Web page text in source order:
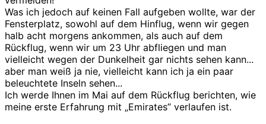
Was ich jedoch auf keinen Fall aufgeben wollte, war der
Fensterplatz, sowohl auf dem Hinflug, wenn wir gegen
halb acht morgens ankommen, als auch auf dem
Rückflug, wenn wir um 23 Uhr abfliegen und man
vielleicht wegen der Dunkelheit gar nichts sehen kann...
aber man weiß ja nie, vielleicht kann ich ja ein paar
beleuchtete Inseln sehen...
Ich werde Ihnen im Mai auf dem Rückflug berichten, wie
meine erste Erfahrung mit „Emirates” verlaufen ist.